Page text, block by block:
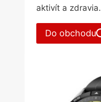
aktivít a zdravia.
Do obchodu